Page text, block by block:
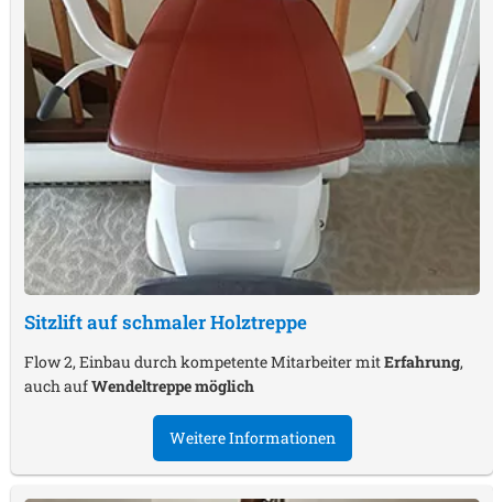
Sitzlift auf schmaler Holztreppe
Flow 2, Einbau durch kompetente Mitarbeiter mitErfahrung,
auch aufWendeltreppe möglich
Weitere Informationen